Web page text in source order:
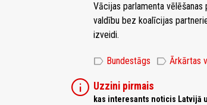
Vācijas parlamenta
valdību bez koalīcijas
izveidi.
label Bundestāgs label Ārkārtas
info Uzzini pirmais
kas interesants noticis Latvijā